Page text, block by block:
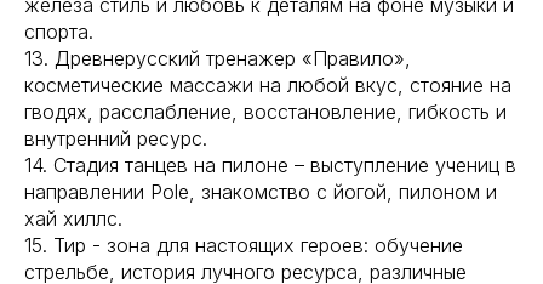
железа стиль и любовь к деталям на фоне музыки и
спорта.
13. Древнерусский тренажер «Правило»,
косметические массажи на любой вкус, стояние на
гводях, расслабление, восстановление, гибкость и
внутренний ресурс.
14. Стадия танцев на пилоне – выступление учениц в
направлении Pole, знакомство с йогой, пилоном и
хай хиллс.
15. Тир - зона для настоящих героев: обучение
стрельбе, история лучного ресурса, различные